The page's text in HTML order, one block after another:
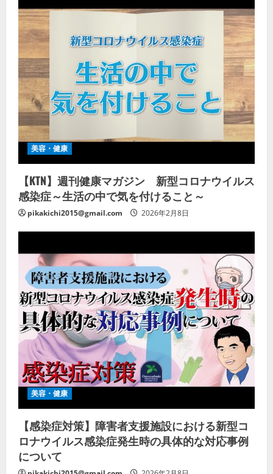
美容・健康
【KTN】週刊健康マガジン 新型コロナウイルス
感染症～生活の中で気を付けること～
pikakichi2015@gmail.com 2026年2月8日
美容・健康
【感染症対策】障害者支援施設における新型コ
ロナウイルス感染症発生時の具体的な対応事例
について